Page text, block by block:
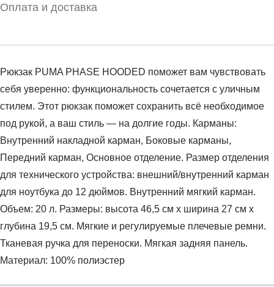
Оплата и доставка
Рюкзак PUMA PHASE HOODED поможет вам чувствовать
себя уверенно: функциональность сочетается с уличным
стилем. Этот рюкзак поможет сохранить всё необходимое
под рукой, а ваш стиль — на долгие годы. Карманы:
Внутренний накладной карман, Боковые карманы,
Передний карман, Основное отделение. Размер отделения
для технического устройства: внешний/внутренний карман
для ноутбука до 12 дюймов. Внутренний мягкий карман.
Объем: 20 л. Размеры: высота 46,5 см x ширина 27 см x
глубина 19,5 см. Мягкие и регулируемые плечевые ремни.
Тканевая ручка для переноски. Мягкая задняя панель.
Материал: 100% полиэстер